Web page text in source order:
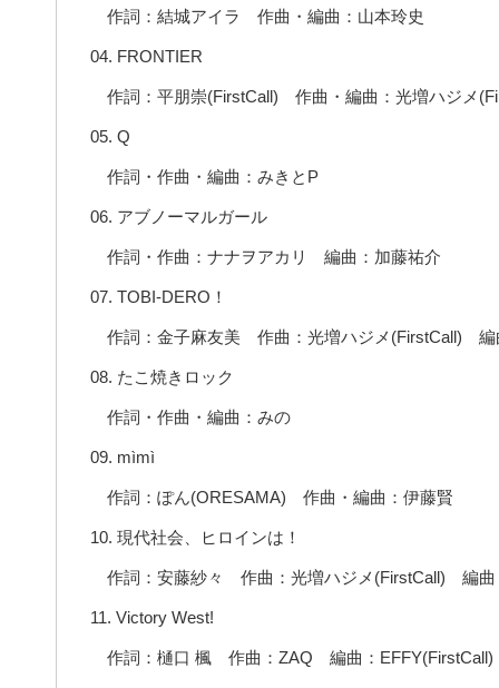
作詞：結城アイラ 作曲・編曲：山本玲史
04. FRONTIER
作詞：平朋崇(FirstCall) 作曲・編曲：光増ハジメ
05. Q
作詞・作曲・編曲：みきとP
06. アブノーマルガール
作詞・作曲：ナナヲアカリ 編曲：加藤祐介
07. TOBI-DERO！
作詞：金子麻友美 作曲：光増ハジメ(FirstCall) 編
08. たこ焼きロック
作詞・作曲・編曲：みの
09. mìmì
作詞：ぽん(ORESAMA) 作曲・編曲：伊藤賢
10. 現代社会、ヒロインは！
作詞：安藤紗々 作曲：光増ハジメ(FirstCall) 編曲
11. Victory West!
作詞：樋口 楓 作曲：ZAQ 編曲：EFFY(FirstCall)